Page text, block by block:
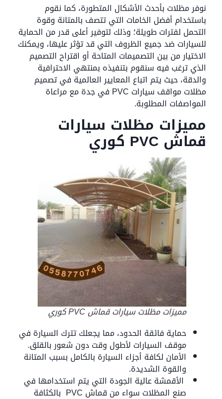
نوفر مظلات بأحدث الأشكال المتطورة، كما نقوم
باستخدام أفضل الخامات التي تتصف بالمتانة وقوة
التحمل لفترات طويلة؛ وذلك لتوفير أعلى قدر من الحماية
للسيارات ضد جميع الظروف التي قد تؤثر عليها، ويمكنك
الاختيار من بين التصميمات المتاحة أو اقتراح التصميم
الذي ترغب فيه سنقوم بتنفيذه بمنتهي الاحترافية
والدقة، حيث يتم اتباع المعايير العالمية في تصميم
مظلات مواقف سيارات PVC في جدة مع مراعاة
المواصفات المطلوبة.
مميزات مظلات سيارات
قماش PVC كوري
مميزات مظلات سيارات قماش PVC كوري
حماية فائقة الحدود، مما يجعلك تترك السيارة في
موقف السيارات لأطول وقت دون شعور بالقلق.
الأمان لكافة أجزاء السيارة بالكامل بسبب المتانة
والقوة الشديدة.
الأقمشة عالية الجودة التي يتم استخدامها في
صنع المظلات سواء من قماش PVC بالكثافة